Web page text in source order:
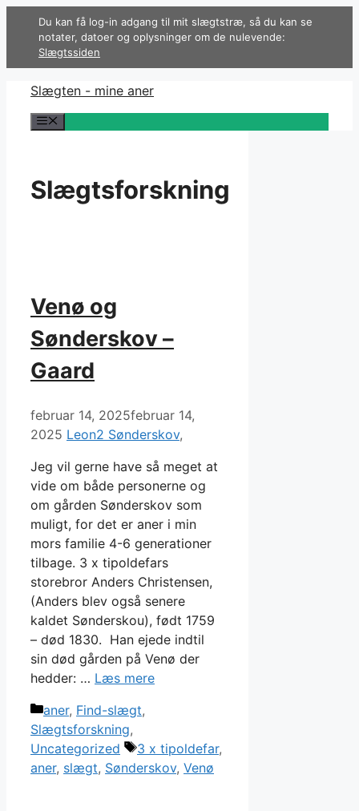
indhold
Du kan få log-in adgang til mit slægtstræ, så du kan se
notater, datoer og oplysninger om de nulevende:
Slægtssiden
Slægten - mine aner
Slægtsforskning
Venø og
Sønderskov –
Gaard
februar 14, 2025februar 14,
2025 Leon2 Sønderskov
Jeg vil gerne have så meget at
vide om både personerne og
om gården Sønderskov som
muligt, for det er aner i min
mors familie 4-6 generationer
tilbage. 3 x tipoldefars
storebror Anders Christensen,
(Anders blev også senere
kaldet Sønderskou), født 1759
– død 1830. Han ejede indtil
sin død gården på Venø der
hedder: … Læs mere
Kategorier
aner, Find-slægt,
Slægtsforskning,
Uncategorized
Tags
3 x tipoldefar,
aner, slægt, Sønderskov, Venø